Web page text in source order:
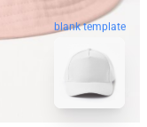
blank template